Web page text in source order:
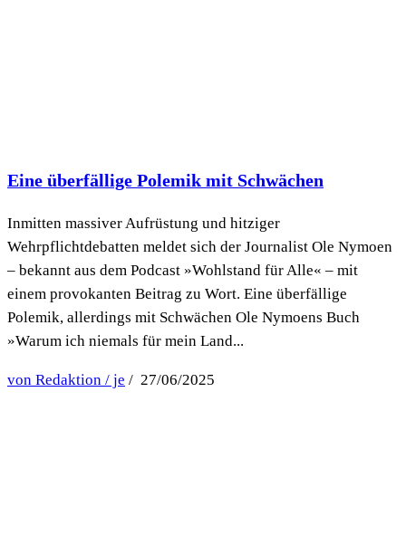
Eine überfällige Polemik mit Schwächen
Inmitten massiver Aufrüstung und hitziger
Wehrpflichtdebatten meldet sich der Journalist Ole Nymoen
– bekannt aus dem Podcast »Wohlstand für Alle« – mit
einem provokanten Beitrag zu Wort. Eine überfällige
Polemik, allerdings mit Schwächen Ole Nymoens Buch
»Warum ich niemals für mein Land...
von Redaktion / je / 27/06/2025